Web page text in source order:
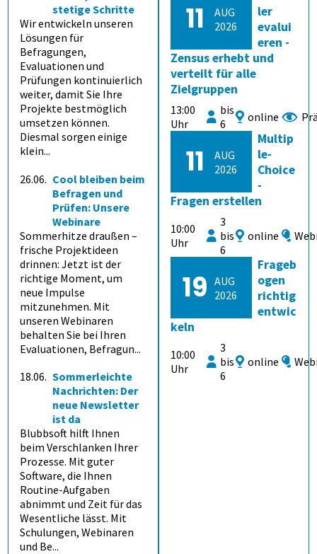
stetige Schritte
Wir entwickeln unseren
Lösungen für
Befragungen,
Evaluationen und
Prüfungen kontinuierlich
weiter, damit Sie Ihre
Projekte bestmöglich
umsetzen können.
Diesmal sorgen einige
klein...
26.06. Cool bleiben beim
Befragen und
Prüfen: Unsere
Webinare
Sommerhitze draußen –
frische Projektideen
drinnen: Jetzt ist der
richtige Moment, um
neue Impulse
mitzunehmen. Mit
unseren Webinaren
behalten Sie bei Ihren
Evaluationen, Befragun...
18.06. Sommerleichte
Nachrichten: Der
neue Newsletter
ist da
Blubbsoft hilft Ihnen
beim Verschlanken Ihrer
Prozesse. Mit guter
Software, die Ihnen
Routine-Aufgaben
abnimmt und Zeit für das
Wesentliche lässt. Mit
Schulungen, Webinaren
und Be...
11
AUG
2026
ler
evalui
eren -
Zensus erhebt und
verteilt für alle
Zielgruppen
13:00
Uhr
bis
6
online
11
AUG
2026
Multip
le-
Choice
-
Fragen erstellen
10:00
Uhr
3
bis
6
online
19 AUG
2026
Frageb
ogen
richtig
entwic
keln
10:00
Uhr
3
bis
6
online